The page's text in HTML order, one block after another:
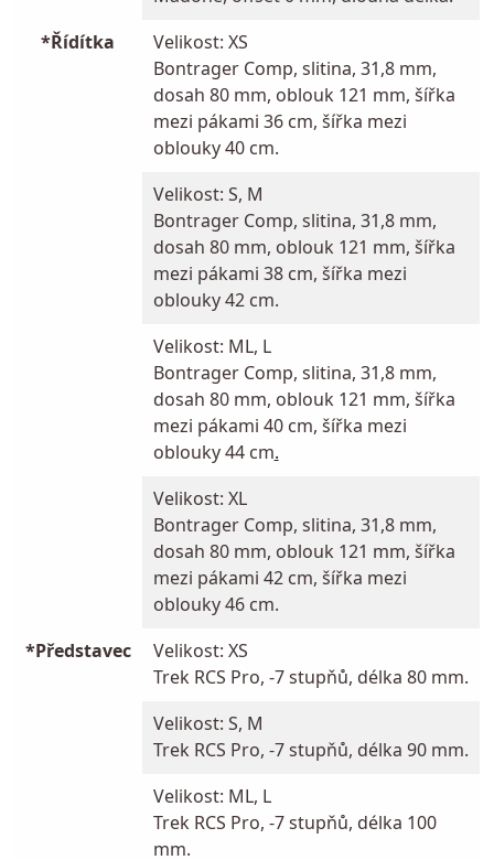
*Řídítka
Velikost: XS
Bontrager Comp, slitina, 31,8 mm,
dosah 80 mm, oblouk 121 mm, šířka
mezi pákami 36 cm, šířka mezi
oblouky 40 cm.
Velikost: S, M
Bontrager Comp, slitina, 31,8 mm,
dosah 80 mm, oblouk 121 mm, šířka
mezi pákami 38 cm, šířka mezi
oblouky 42 cm.
Velikost: ML, L
Bontrager Comp, slitina, 31,8 mm,
dosah 80 mm, oblouk 121 mm, šířka
mezi pákami 40 cm, šířka mezi
oblouky 44 cm.
Velikost: XL
Bontrager Comp, slitina, 31,8 mm,
dosah 80 mm, oblouk 121 mm, šířka
mezi pákami 42 cm, šířka mezi
oblouky 46 cm.
*Představec
Velikost: XS
Trek RCS Pro, -7 stupňů, délka 80 mm.
Velikost: S, M
Trek RCS Pro, -7 stupňů, délka 90 mm.
Velikost: ML, L
Trek RCS Pro, -7 stupňů, délka 100
mm.